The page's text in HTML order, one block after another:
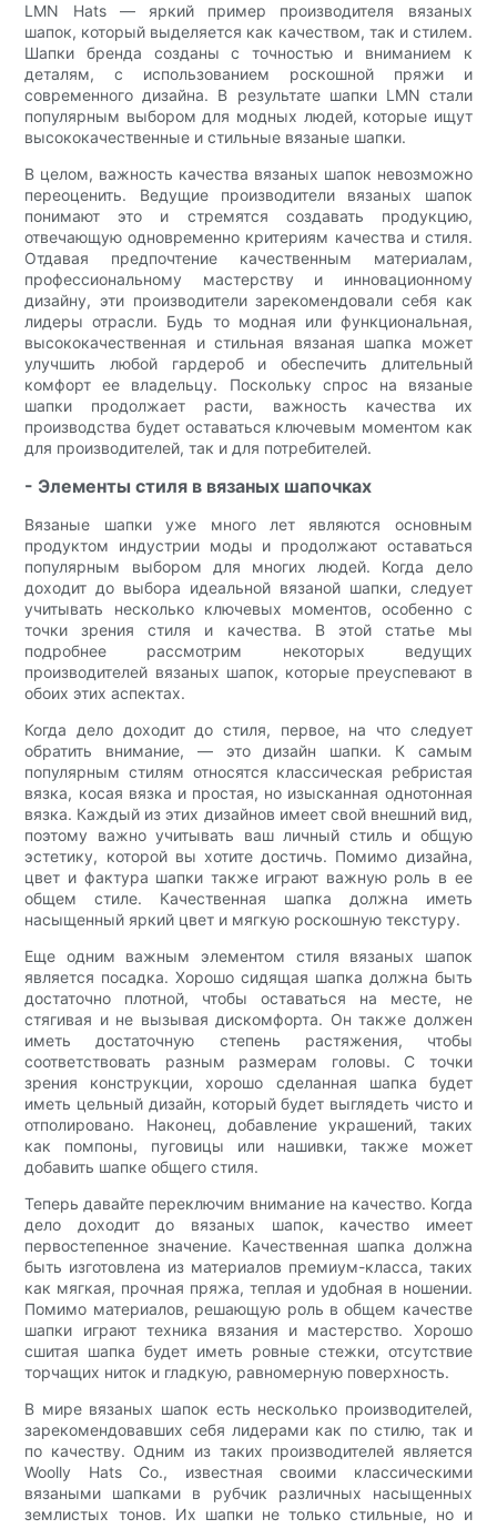
LMN Hats — яркий пример производителя вязаных
шапок, который выделяется как качеством, так и стилем.
Шапки бренда созданы с точностью и вниманием к
деталям, с использованием роскошной пряжи и
современного дизайна. В результате шапки LMN стали
популярным выбором для модных людей, которые ищут
высококачественные и стильные вязаные шапки.
В целом, важность качества вязаных шапок невозможно
переоценить. Ведущие производители вязаных шапок
понимают это и стремятся создавать продукцию,
отвечающую одновременно критериям качества и стиля.
Отдавая предпочтение качественным материалам,
профессиональному мастерству и инновационному
дизайну, эти производители зарекомендовали себя как
лидеры отрасли. Будь то модная или функциональная,
высококачественная и стильная вязаная шапка может
улучшить любой гардероб и обеспечить длительный
комфорт ее владельцу. Поскольку спрос на вязаные
шапки продолжает расти, важность качества их
производства будет оставаться ключевым моментом как
для производителей, так и для потребителей.
- Элементы стиля в вязаных шапочках
Вязаные шапки уже много лет являются основным
продуктом индустрии моды и продолжают оставаться
популярным выбором для многих людей. Когда дело
доходит до выбора идеальной вязаной шапки, следует
учитывать несколько ключевых моментов, особенно с
точки зрения стиля и качества. В этой статье мы
подробнее рассмотрим некоторых ведущих
производителей вязаных шапок, которые преуспевают в
обоих этих аспектах.
Когда дело доходит до стиля, первое, на что следует
обратить внимание, — это дизайн шапки. К самым
популярным стилям относятся классическая ребристая
вязка, косая вязка и простая, но изысканная однотонная
вязка. Каждый из этих дизайнов имеет свой внешний вид,
поэтому важно учитывать ваш личный стиль и общую
эстетику, которой вы хотите достичь. Помимо дизайна,
цвет и фактура шапки также играют важную роль в ее
общем стиле. Качественная шапка должна иметь
насыщенный яркий цвет и мягкую роскошную текстуру.
Еще одним важным элементом стиля вязаных шапок
является посадка. Хорошо сидящая шапка должна быть
достаточно плотной, чтобы оставаться на месте, не
стягивая и не вызывая дискомфорта. Он также должен
иметь достаточную степень растяжения, чтобы
соответствовать разным размерам головы. С точки
зрения конструкции, хорошо сделанная шапка будет
иметь цельный дизайн, который будет выглядеть чисто и
отполировано. Наконец, добавление украшений, таких
как помпоны, пуговицы или нашивки, также может
добавить шапке общего стиля.
Теперь давайте переключим внимание на качество. Когда
дело доходит до вязаных шапок, качество имеет
первостепенное значение. Качественная шапка должна
быть изготовлена ​​из материалов премиум-класса, таких
как мягкая, прочная пряжа, теплая и удобная в ношении.
Помимо материалов, решающую роль в общем качестве
шапки играют техника вязания и мастерство. Хорошо
сшитая шапка будет иметь ровные стежки, отсутствие
торчащих ниток и гладкую, равномерную поверхность.
В мире вязаных шапок есть несколько производителей,
зарекомендовавших себя лидерами как по стилю, так и
по качеству. Одним из таких производителей является
Woolly Hats Co., известная своими классическими
вязаными шапками в рубчик различных насыщенных
землистых тонов. Их шапки не только стильные, но и